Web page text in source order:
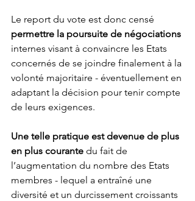
Le report du vote est donc censé
permettre la poursuite de négociations
internes visant à convaincre les Etats
concernés de se joindre finalement à la
volonté majoritaire - éventuellement en
adaptant la décision pour tenir compte
de leurs exigences.
Une telle pratique est devenue de plus
en plus courante du fait de
l’augmentation du nombre des Etats
membres - lequel a entraîné une
diversité et un durcissement croissants